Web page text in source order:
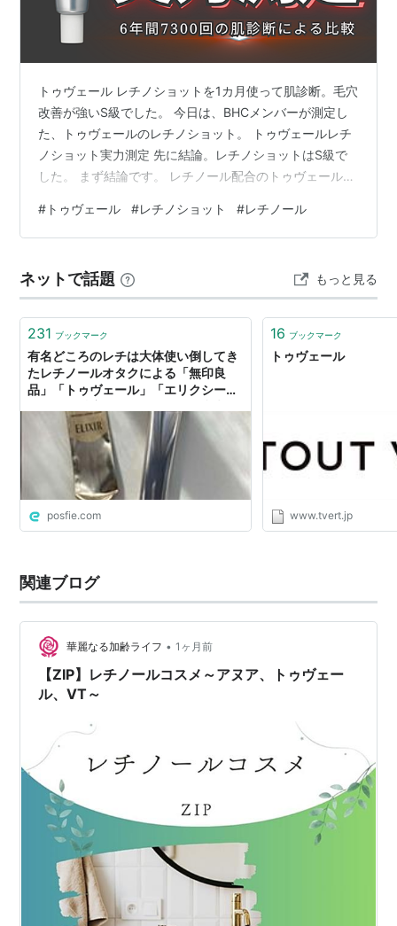
トゥヴェール レチノショットを1カ月使って肌診断。毛穴
改善が強いS級でした。 今日は、BHCメンバーが測定し
た、トゥヴェールのレチノショット。 トゥヴェールレチ
ノショット実力測定 先に結論。レチノショットはS級で
した。 まず結論です。 レチノール配合のトゥヴェール
穴はかなり改善。 しわも全体として改善傾向。 特に強か
ったのは、毛穴です。 毛穴改善に手応えが出たS級コス
っとしたハリ感。毛穴改善に手応え。 レチノショット
は、レチノール配合のクリームです。 口コミでは、 ぷり
っとしたハリ感…
# トゥヴェール #レチノショット #レチノール
ネットで話題 もっと見る
231 ブックマーク
有名どころのレチは大体使い倒してき
たレチノールオタクによる「無印良
品」「トゥヴェール」「エリクシー
posfie.com
16 ブックマーク
トゥヴェール
www.tvert.jp
関連ブログ
華麗なる加齢ライフ • 1ヶ月前
【ZIP】レチノールコスメ～アヌア、トゥヴェー
ル、VT～